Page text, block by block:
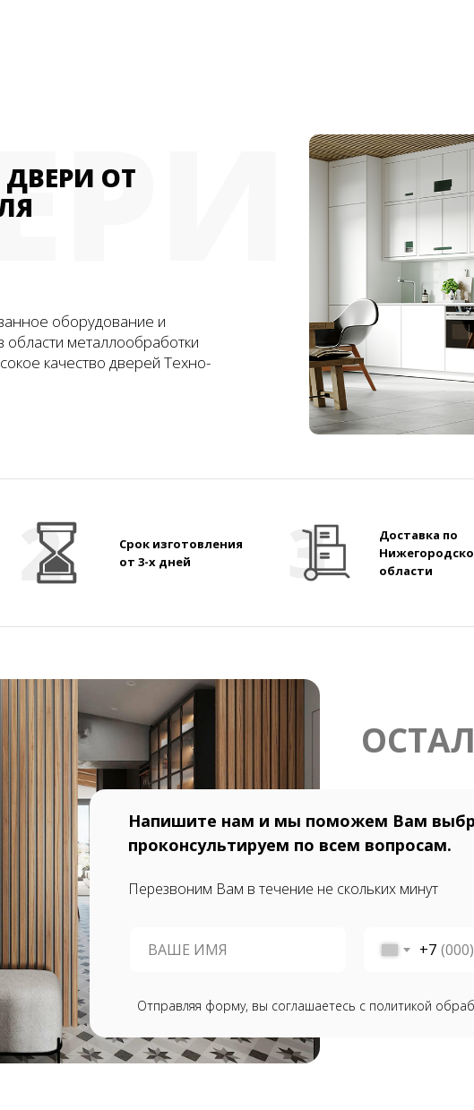
ОТ
оборудование и
металлообработки
качество дверей Техно-
Срок изготовления
от 3-х дней
Доставка по
области
+7
Напишите нам и мы поможем Вам
проконсультируем по всем вопросам.
Перезвоним Вам в течение не скольких минут
Отправляя форму, вы соглашаетесь с политикой